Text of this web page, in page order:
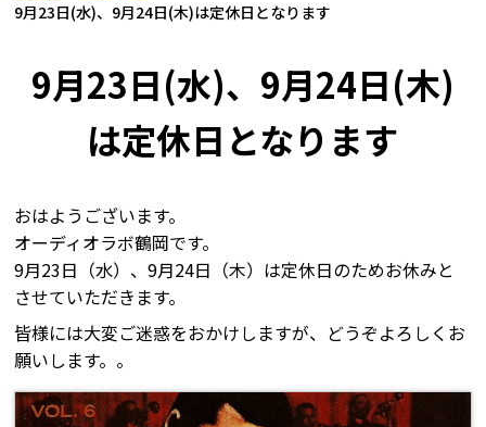
9月23日(水)、9月24日(木)は定休日となります
9月23日(水)、9月24日(木)
は定休日となります
おはようございます。
オーディオラボ鶴岡です。
9月23日（水）、9月24日（木）は定休日のためお休みと
させていただきます。
皆様には大変ご迷惑をおかけしますが、どうぞよろしくお
願いします。。